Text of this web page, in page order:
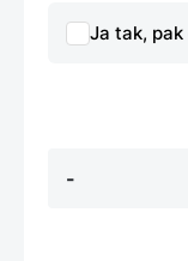
Ja tak,
-
UDEN